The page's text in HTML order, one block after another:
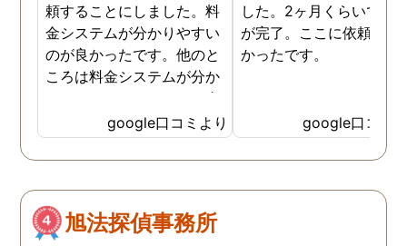
頼することにしました。料
金システムが分かりやすい
のが良かったです。他のと
ころは料金システムが分か
りづらくて、どれだけお金
がかかるか分からず不安だ
ったので、こちらで安心し
ました。 ありがとうござい
google口コミより
した。2ヶ月くらいで調
が完了。ここに依頼して
かったです。
google口コミ
旭法探偵事務所